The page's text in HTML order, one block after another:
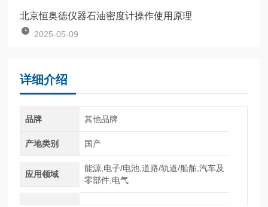
北京恒奥德仪器石油密度计操作使用原理
2025-05-09
详细介绍
品牌 其他品牌
产地类别 国产
应用领域
能源,电子/电池,道路/轨道/船舶,汽车及
零部件,电气